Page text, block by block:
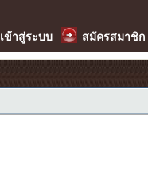
เข้าสู่ระบบ สมัครสมาชิก